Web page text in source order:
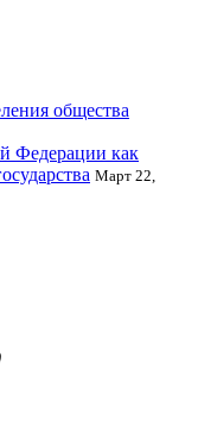
общества
Федерации как
Март 22,